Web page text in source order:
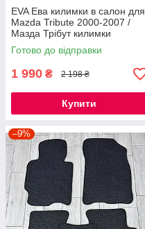
EVA Ева килимки в салон для
Mazda Tribute 2000-2007 /
Мазда Трібут килимки
Готово до відправки
1 990 ₴ 2 198 ₴
Купити
–9%